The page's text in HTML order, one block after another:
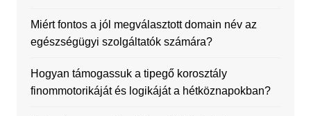
Miért fontos a jól megválasztott domain név az
egészségügyi szolgáltatók számára?
Hogyan támogassuk a tipegő korosztály
finommotorikáját és logikáját a hétköznapokban?